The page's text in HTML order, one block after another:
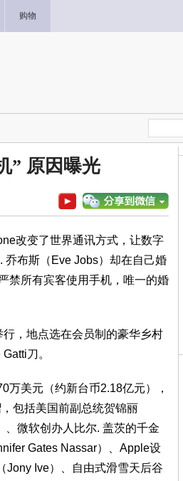
购物
” 原因曝光
改变了世界通讯方式，让数字
乔布斯（Eve Jobs）却在自己婚
禁所有宾客使用手机，唯一的婚
，地点选在会员制的豪华乡村
刀。
万美元（约新台币2.18亿元），
包括美国前副总统贺锦丽
、微软创办人比尔. 盖茨的千金
Gates Nassar）、Apple设
Jony Ive）、自由式滑雪天后谷